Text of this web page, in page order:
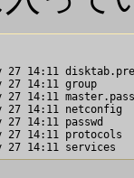
27 14:11
14:11 group
14:11
14:11 netconfig
14:11 passwd
14:11 protocols